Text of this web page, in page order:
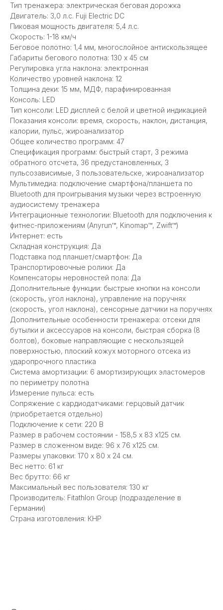
Тип тренажера: электрическая беговая дорожка
Двигатель: 3,0 л.с. Fuji Electric DC
Пиковая мощность двигателя: 5,4 л.с.
Скорость: 1-18 км/ч
Беговое полотно: 1,4 мм, многослойное антискользящее
Габариты бегового полотна: 130 х 45 см
Регулировка угла наклона: электронная
Количество уровней наклона: 12
Толщина деки: 15 мм, МДФ, парафинированная
Консоль: LED
Тип консоли: LED дисплей с белой и цветной индикацией
Показания консоли: время, скорость, наклон, дистанция,
калории, пульс, жироанализатор
Общее количество программ: 47
Спецификация программ: быстрый старт, 3 режима
обратного отсчета, 36 предустановленных, 3
пульсозависимые, 3 пользовательскe, жироанализатор
Мультимедиа: подключение смартфона/планшета по
Bluetooth для проигрывания музыки через встроенную
аудиосистему тренажера
Интеграционные технологии: Bluetooth для подключения к
фитнес-приложениям (Anyrun™, Kinomap™, Zwift™)
Интернет: есть
Складная конструкция: Да
Подставка под планшет/смартфон: Да
Транспортировочные ролики: Да
Компенсаторы неровностей пола: Да
Дополнительные функции: быстрые кнопки на консоли
(скорость, угол наклона), управление на поручнях
(скорость, угол наклона), сенсорные датчики на поручнях
Дополнительные особенности тренажера: отсеки для
бутылки и аксессуаров на консоли, быстрая сборка (8
болтов), боковые направляющие с нескользящей
поверхностью, плоский кожух моторного отсека из
ударопрочного пластика
Система амортизации: 6 амортизирующих эластомеров
по периметру полотна
Измерение пульса: есть
Сопряжение с кардиодатчиками: герцовый датчик
(приобретается отдельно)
Подключение к сети: 220 В
Размер в рабочем состоянии - 158,5 х 83 x125 см.
Размер в сложенном виде: 96 х 76 x125 см.
Размеры упаковки: 170 х 80 x 24 см.
Вес нетто: 61 кг
Вес брутто: 66 кг
Максимальный вес пользователя: 130 кг
Производитель: Fitathlon Group (подразделение в
Германии)
Страна изготовления: КНР